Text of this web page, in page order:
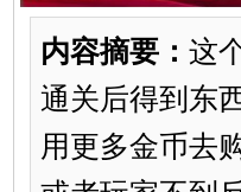
内容摘要： 这
通关后得到东
用更多金币去